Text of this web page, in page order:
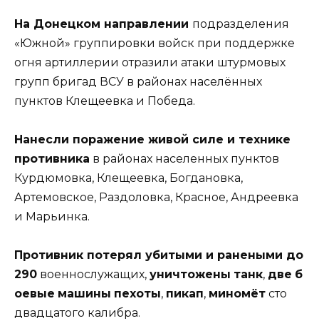
На Донецком направлении подразделения
«Южной» группировки войск при поддержке
огня артиллерии отразили атаки штурмовых
групп бригад ВСУ в районах населённых
пунктов Клещеевка и Победа.
Нанесли поражение живой силе и технике
противника в районах населенных пунктов
Курдюмовка, Клещеевка, Богдановка,
Артемовское, Раздоловка, Красное, Андреевка
и Марьинка.
Противник потерял убитыми и ранеными до
290 военнослужащих, уничтожены танк, две б
оевые машины пехоты, пикап, миномёт сто
двадцатого калибра.